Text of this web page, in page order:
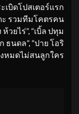
เบิดโปสเตอร์แรก
ะ รวมทีมโคตรคน
ห้วยไร่”, “เบิ้ล ปทุม
ธนดล”, “ปาย โอริ
งหมดไม่สนลูกใคร